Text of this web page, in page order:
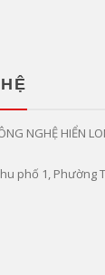
NGHỆ HIỂN
phố 1, Phường